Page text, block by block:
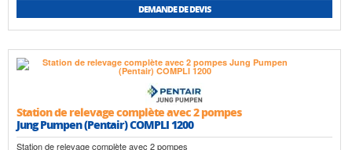
DEMANDE DE DEVIS
Station de relevage complète avec 2 pompes
Jung Pumpen (Pentair) COMPLI 1200
Station de relevage complète avec 2 pompes